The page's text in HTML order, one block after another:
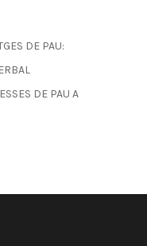
DE PAU:
DE PAU A